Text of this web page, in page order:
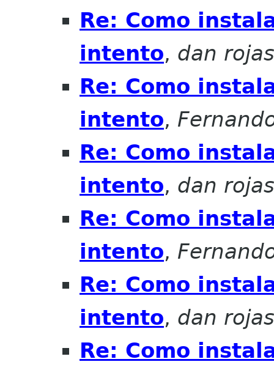
Re: Como
intento, dan rojas
Re: Como
intento,
Re: Como
intento, dan rojas
Re: Como
intento,
Re: Como
intento, dan rojas
Re: Como